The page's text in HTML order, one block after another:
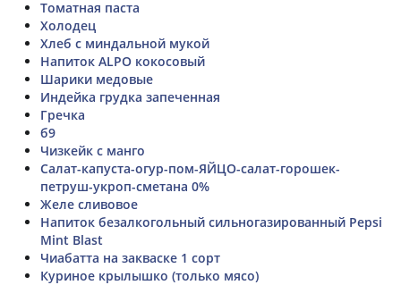
Томатная паста
Холодец
Хлеб с миндальной мукой
Напиток ALPO кокосовый
Шарики медовые
Индейка грудка запеченная
Гречка
б9
Чизкейк с манго
Салат-капуста-огур-пом-ЯЙЦО-салат-горошек-
петруш-укроп-сметана 0%
Желе сливовое
Напиток безалкогольный сильногазированный Pepsi
Mint Blast
Чиабатта на закваске 1 сорт
Куриное крылышко (только мясо)